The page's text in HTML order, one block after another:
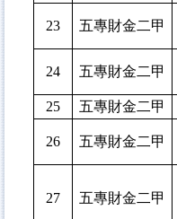
23 五專財金二甲
24 五專財金二甲
25 五專財金二甲
26 五專財金二甲
27 五專財金二甲